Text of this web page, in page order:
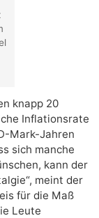
knapp 20
Inflationsrate
Mark-Jahren
sich manche
kann der
meint der
für die Maß
Leute